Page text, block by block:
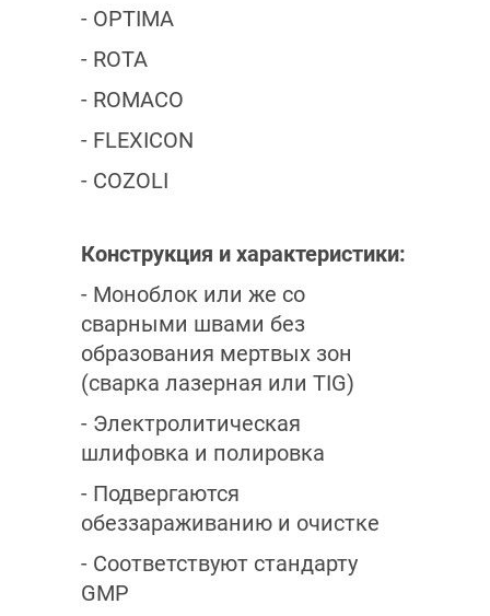
- OPTIMA
- ROTA
- ROMACO
- FLEXICON
- COZOLI
Конструкция и характеристики:
- Моноблок или же со
сварными швами без
образования мертвых зон
(сварка лазерная или TIG)
- Электролитическая
шлифовка и полировка
- Подвергаются
обеззараживанию и очистке
- Соответствуют стандарту
GMP